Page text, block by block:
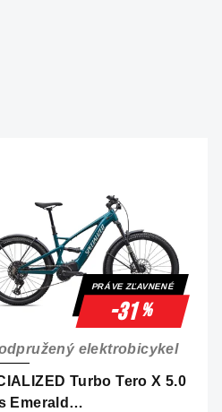
PRÁVE ZĽAVNENÉ
-31%
Turbo Tero X 5.0
Emerald
elektrobicykel